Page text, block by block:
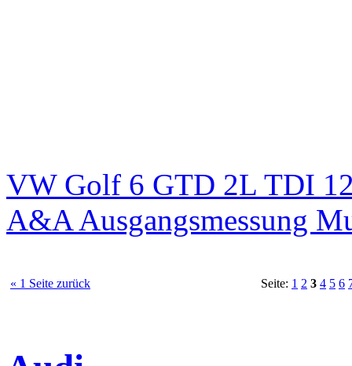
VW Golf 6 GTD 2L TDI
A&A Ausgangsmessung
« 1 Seite zurück Seite: 1 2 3 4 5 6